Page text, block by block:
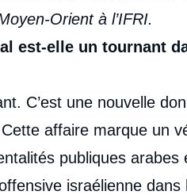
Orient à l’IFRI.
est-elle un tournant
C’est une nouvelle
affaire marque un
publiques
israélienne dans